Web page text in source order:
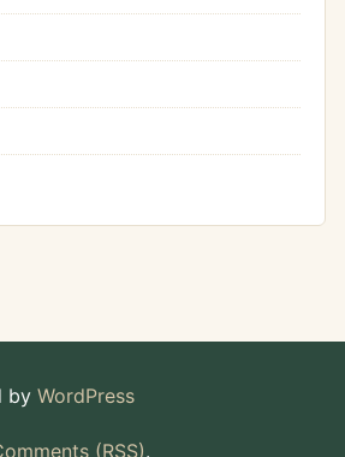
by WordPress
(RSS).